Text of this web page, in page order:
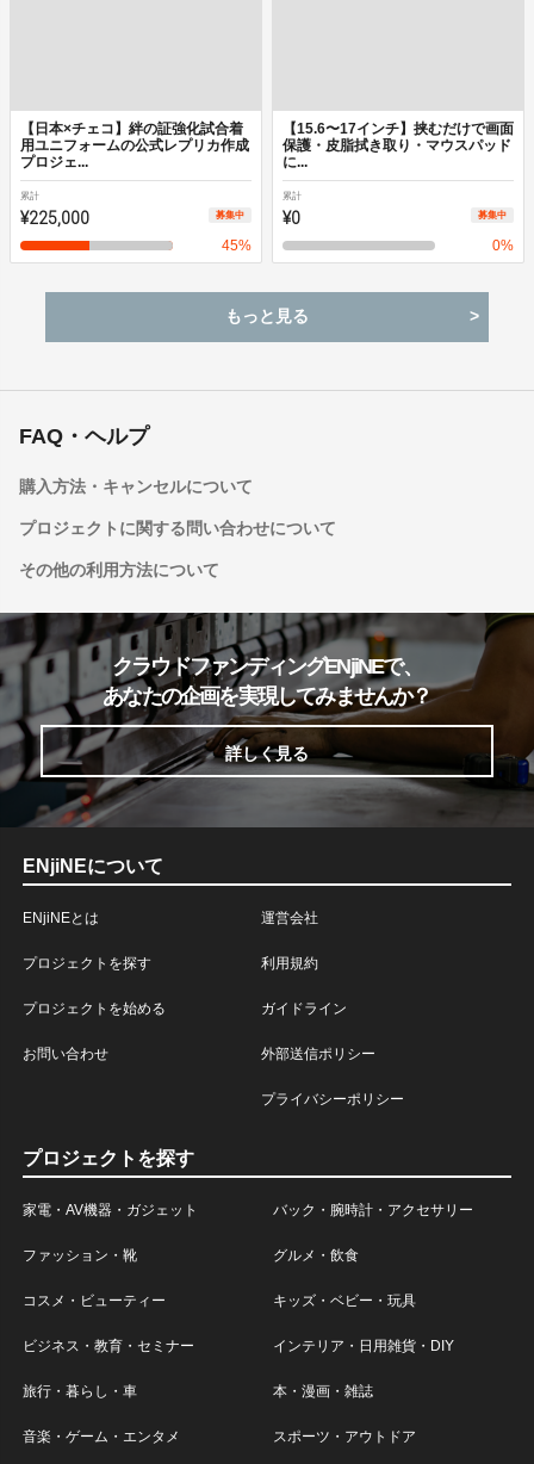
【日本×チェコ】絆の証強化試合着
用ユニフォームの公式レプリカ作成
プロジェ...
累計
¥225,000 募集中
45%
【15.6〜17インチ】挟むだけで画面
保護・皮脂拭き取り・マウスパッド
に...
累計
¥0 募集中
0%
もっと見る
FAQ・ヘルプ
購入方法・キャンセルについて
プロジェクトに関する問い合わせについて
その他の利用方法について
クラウドファンディングENjiNEで、
あなたの企画を実現してみませんか？
詳しく見る
ENjiNEについて
ENjiNEとは
プロジェクトを探す
プロジェクトを始める
お問い合わせ
運営会社
利用規約
ガイドライン
外部送信ポリシー
プライバシーポリシー
プロジェクトを探す
家電・AV機器・ガジェット バック・腕時計・アクセサリー
ファッション・靴 グルメ・飲食
コスメ・ビューティー キッズ・ベビー・玩具
ビジネス・教育・セミナー インテリア・日用雑貨・DIY
旅行・暮らし・車 本・漫画・雑誌
音楽・ゲーム・エンタメ スポーツ・アウトドア